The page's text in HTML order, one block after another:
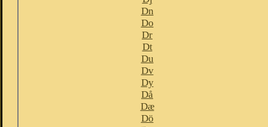
Dn
Do
Dr
Dt
Du
Dv
Dy
Då
Dæ
Dö